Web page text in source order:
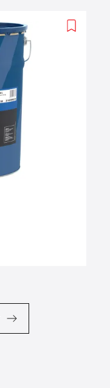
Add